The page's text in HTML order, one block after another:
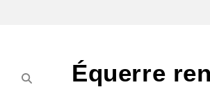
Équerre